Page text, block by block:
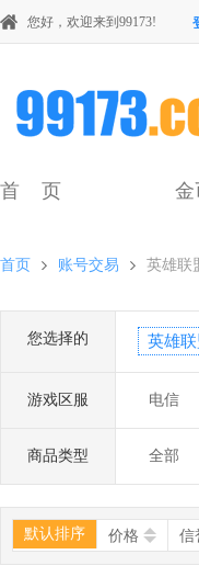
您好，欢迎来到99173!
首 页 金
首页 账号交易 英雄联
您选择的 英雄联
游戏区服 电信
商品类型 全部
默认排序 价格 信